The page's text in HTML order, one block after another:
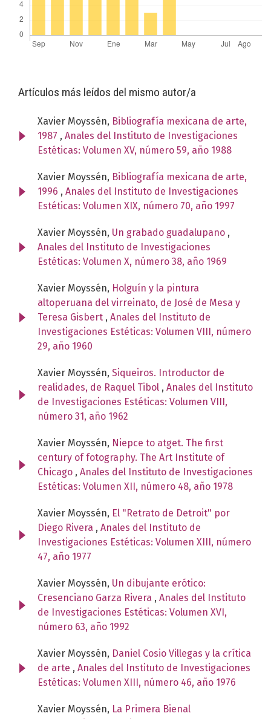
Artículos más leídos del mismo autor/a
Xavier Moyssén, Bibliografía mexicana de arte,
1987 , Anales del Instituto de Investigaciones
Estéticas: Volumen XV, número 59, año 1988
Xavier Moyssén, Bibliografía mexicana de arte,
1996 , Anales del Instituto de Investigaciones
Estéticas: Volumen XIX, número 70, año 1997
Xavier Moyssén, Un grabado guadalupano ,
Anales del Instituto de Investigaciones
Estéticas: Volumen X, número 38, año 1969
Xavier Moyssén, Holguín y la pintura
altoperuana del virreinato, de José de Mesa y
Teresa Gisbert , Anales del Instituto de
Investigaciones Estéticas: Volumen VIII, número
29, año 1960
Xavier Moyssén, Siqueiros. Introductor de
realidades, de Raquel Tibol , Anales del Instituto
de Investigaciones Estéticas: Volumen VIII,
número 31, año 1962
Xavier Moyssén, Niepce to atget. The first
century of fotography. The Art Institute of
Chicago , Anales del Instituto de Investigaciones
Estéticas: Volumen XII, número 48, año 1978
Xavier Moyssén, El "Retrato de Detroit" por
Diego Rivera , Anales del Instituto de
Investigaciones Estéticas: Volumen XIII, número
47, año 1977
Xavier Moyssén, Un dibujante erótico:
Cresenciano Garza Rivera , Anales del Instituto
de Investigaciones Estéticas: Volumen XVI,
número 63, año 1992
Xavier Moyssén, Daniel Cosio Villegas y la crítica
de arte , Anales del Instituto de Investigaciones
Estéticas: Volumen XIII, número 46, año 1976
Xavier Moyssén, La Primera Bienal